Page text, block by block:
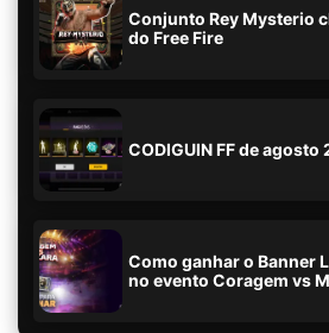
Conjunto Rey Mysterio
do Free Fire
CODIGUIN FF de
Como ganhar o Banner
no evento Coragem vs